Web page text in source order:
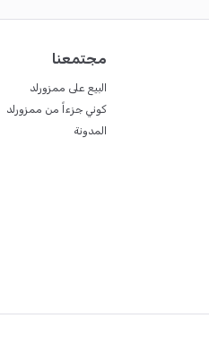
مجتمعنا
البيع على ممزورلد
كوني جزءاً من ممزورلد
المدونة